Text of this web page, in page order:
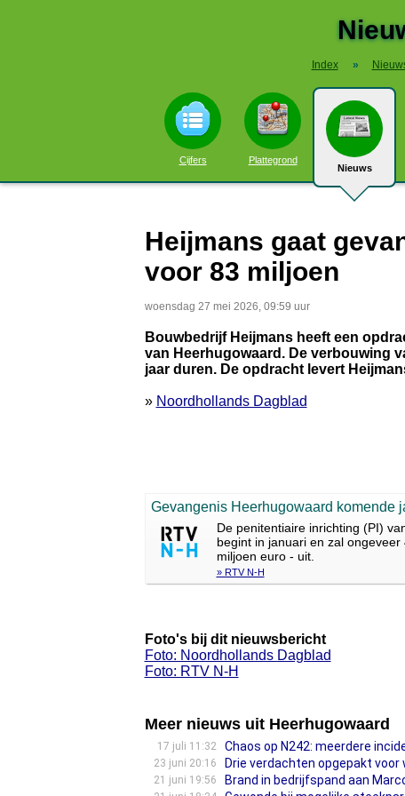
Index »
Cijfers Plattegrond
Nieuws
Heijmans gaat
voor 83 miljoen
woensdag 27 mei 2026, 09:59 uur
Bouwbedrijf Heijmans heeft een
van Heerhugowaard. De verbouwing
jaar duren. De opdracht levert
» Noordhollands Dagblad
Gevangenis Heerhugowaard komende
De penitentiaire inrichting (PI)
begint in januari en zal
miljoen euro - uit.
» RTV N-H
Foto's bij dit nieuwsbericht
Foto: Noordhollands Dagblad
Foto: RTV N-H
Meer nieuws uit Heerhugowaard
17 juli 11:32 Chaos op N242: meerdere
23 juni 20:16 Drie verdachten opgepakt voor
21 juni 19:56 Brand in bedrijfspand aan